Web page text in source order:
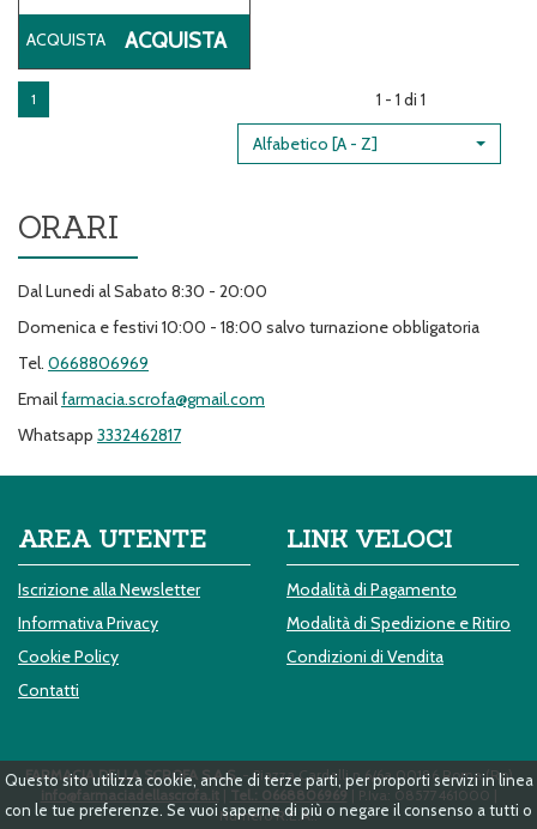
Questo sito utilizza cookie, anche di terze parti, per proporti servizi in linea
con le tue preferenze. Se vuoi saperne di più o negare il consenso a tutti o
ACQUISTA
125G AL
CARRELLO
1 1 - 1 di 1
Alfabetico [A - Z]
ORARI
Dal Lunedi al Sabato 8:30 - 20:00
Domenica e festivi 10:00 - 18:00 salvo turnazione obbligatoria
Tel. 0668806969
Emailfarmacia.scrofa@gmail.com
Whatsapp 3332462817
AREA UTENTE
Iscrizione alla Newsletter
Informativa Privacy
Cookie Policy
Contatti
LINK VELOCI
Modalità di Pagamento
Modalità di Spedizione e Ritiro
Condizioni di Vendita
FARMACIA DELLA SCROFA S.A.S.- Piazza Cardelli n.6/6a 00186 Roma (Ro)
info@farmaciadellascrofa.it| Tel.: 0668806969| P.Iva: 08577461000 |
Numero R.E.A.: